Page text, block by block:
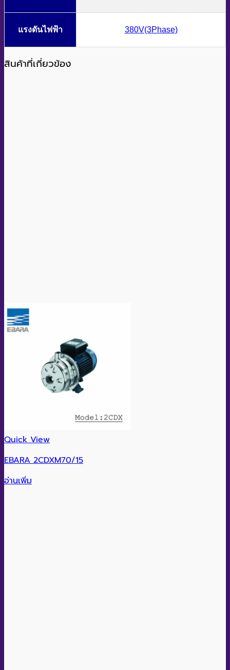
แรงดันไฟฟ้า 380V(3Phase)
สินค้าที่เกี่ยวข้อง
Quick View
EBARA 2CDXM70/15
อ่านเพิ่ม